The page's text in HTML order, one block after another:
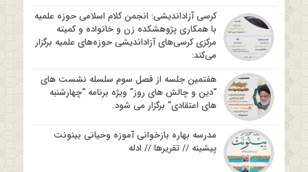
کرسی آزاداندیشی: انجمن کلام اسلامی حوزه علمیه
با همکاری پژوهشکده زن و خانواده و کمیته
مرکزی کرسی‌های آزاداندیشی حوزه‌های علمیه برگزار
می‌کند:
هفتمین جلسه از فصل سوم سلسله نشست های
“دین و چالش های روز” ویژه برنامه “چهارشنبه
های اعتقادی” برگزار می شود.
مدرسه بهاره بازخوانی آموزه وحیانی بینونت
پیشینه // تقریرها // ادله